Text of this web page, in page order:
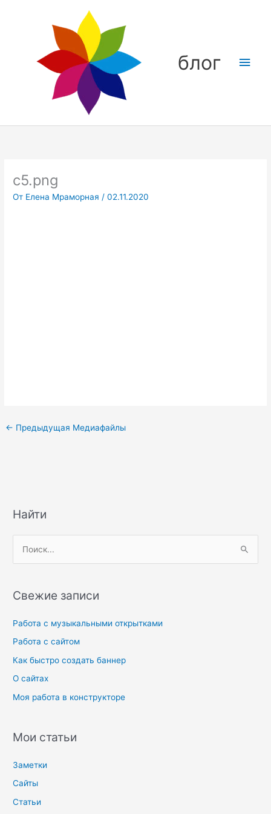
содержимому
блог
c5.png
От Елена Мраморная/02.11.2020
← Предыдущая Медиафайлы
Найти
с
Свежие записи
Работа с музыкальными открытками
Работа с сайтом
Как быстро создать баннер
О сайтах
Моя работа в конструкторе
Мои статьи
Заметки
Сайты
Статьи